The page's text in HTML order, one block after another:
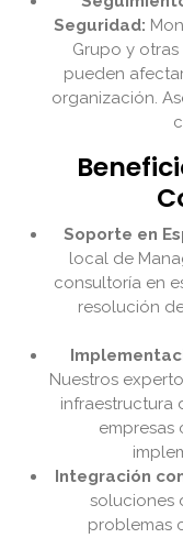
Seguridad:
Grupo y
pueden
organización.
Soporte en
local de
consultoría en
resolución
Nuestros
infraestructura
empresas
Integración
soluciones
problemas